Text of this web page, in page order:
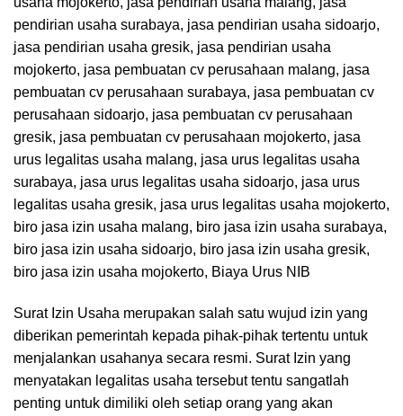
Surat Izin Usaha merupakan salah satu wujud izin yang
diberikan pemerintah kepada pihak-pihak tertentu untuk
menjalankan usahanya secara resmi. Surat Izin yang
menyatakan legalitas usaha tersebut tentu sangatlah
penting untuk dimiliki oleh setiap orang yang akan